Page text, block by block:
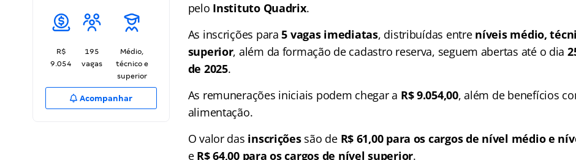
R$
9.054
195
vagas
Médio,
técnico e
superior
Acompanhar
pelo Instituto Quadrix.
As inscrições para 5 vagas imediatas, distribuídas entre níveis médio,
superior, além da formação de cadastro reserva, seguem abertas até o dia
de 2025.
As remunerações iniciais podem chegar a R$ 9.054,00, além de benefícios
alimentação.
O valor das inscriçõessão de R$ 61,00 para os cargos de nível médio e
e R$ 64,00 para os cargos de nível superior.